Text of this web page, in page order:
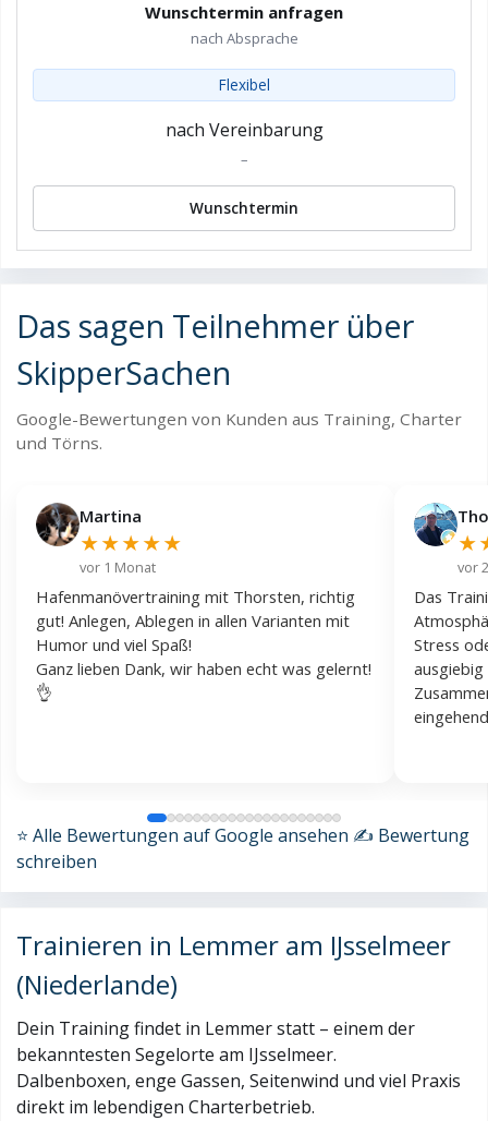
Wunschtermin anfragen
nach Absprache
nach Vereinbarung
Flexibel
–
Wunschtermin
Das sagen Teilnehmer über
SkipperSachen
Google-Bewertungen von Kunden aus Training, Charter
und Törns.
Martina
★★★★★
vor 1 Monat
Hafenmanövertraining mit Thorsten, richtig
gut! Anlegen, Ablegen in allen Varianten mit
Humor und viel Spaß!
Ganz lieben Dank, wir haben echt was gelernt!
👌
★
vor
Das
Stress
⭐ Alle Bewertungen auf Google ansehen ✍️ Bewertung
schreiben
Trainieren in Lemmer am IJsselmeer
(Niederlande)
Dein Training findet in Lemmer statt – einem der
bekanntesten Segelorte am IJsselmeer.
Dalbenboxen, enge Gassen, Seitenwind und viel Praxis
direkt im lebendigen Charterbetrieb.